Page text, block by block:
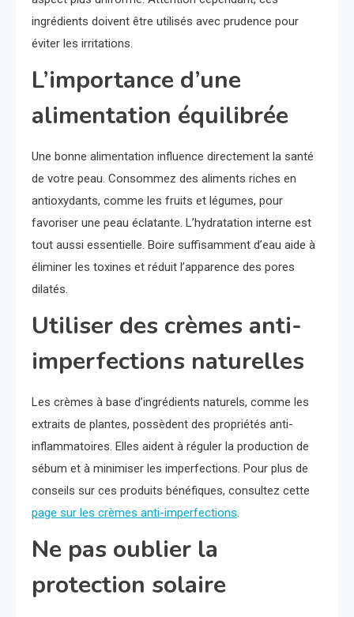
ingrédients doivent être utilisés avec prudence pour
éviter les irritations.
L’importance d’une
alimentation équilibrée
Une bonne alimentation influence directement la santé
de votre peau. Consommez des aliments riches en
antioxydants, comme les fruits et légumes, pour
favoriser une peau éclatante. L’hydratation interne est
tout aussi essentielle. Boire suffisamment d’eau aide à
éliminer les toxines et réduit l’apparence des pores
dilatés.
Utiliser des crèmes anti-
imperfections naturelles
Les crèmes à base d’ingrédients naturels, comme les
extraits de plantes, possèdent des propriétés anti-
inflammatoires. Elles aident à réguler la production de
sébum et à minimiser les imperfections. Pour plus de
conseils sur ces produits bénéfiques, consultez cette
page sur les crèmes anti-imperfections.
Ne pas oublier la
protection solaire